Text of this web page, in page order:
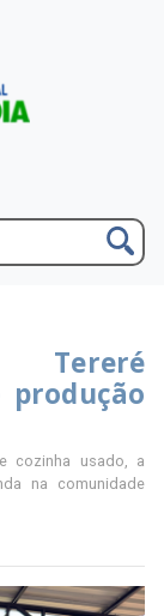
Tereré
cozinha usado, a
na comunidade